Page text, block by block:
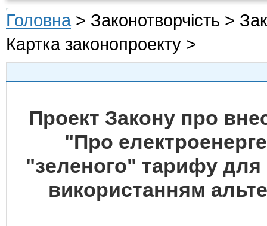
Головна > Законотворчість >
Картка законопроекту >
Проект Закону про
"Про
"зеленого" тарифу для
використанням